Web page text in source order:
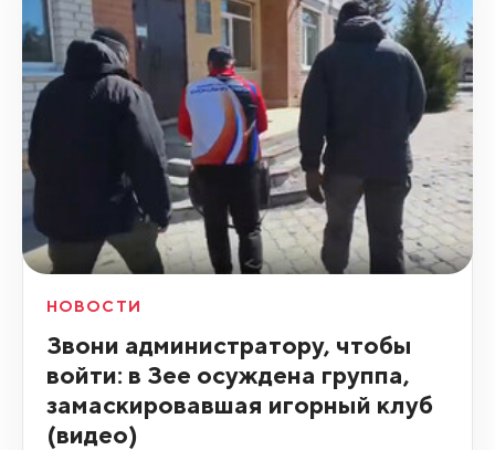
НОВОСТИ
Звони администратору, чтобы
войти: в Зее осуждена группа,
замаскировавшая игорный клуб
(видео)